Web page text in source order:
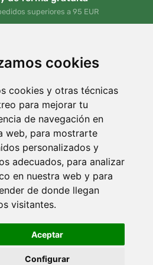
cookies
cookies y otras técnicas
para mejorar tu
de navegación en
web, para mostrarte
personalizados y
adecuados, para analizar
en nuestra web y para
de donde llegan
visitantes.
Aceptar
Configurar
superiores a 95 EUR
gratuitos
su pedido en cualquier momento
un árbol. Leer más